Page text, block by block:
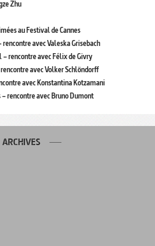
Zhu
au Festival de Cannes
rencontre avec Valeska Grisebach
– rencontre avec Félix de Givry
avec Volker Schlöndorff
avec Konstantina Kotzamani
– rencontre avec Bruno Dumont
ARCHIVES